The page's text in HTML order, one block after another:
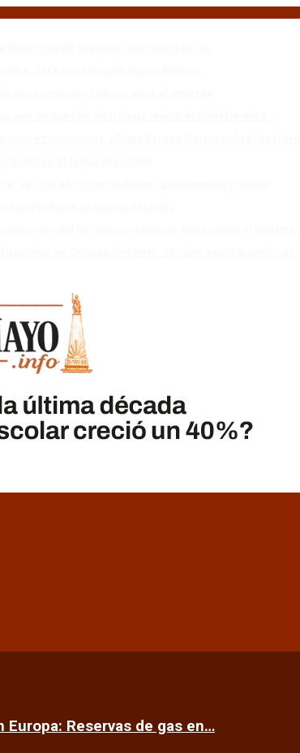
Europa: Reservas de gas en…